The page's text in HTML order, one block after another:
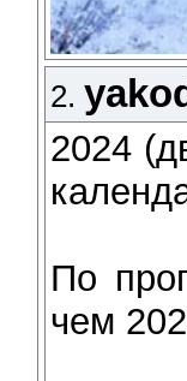
2.
2024
По
чем